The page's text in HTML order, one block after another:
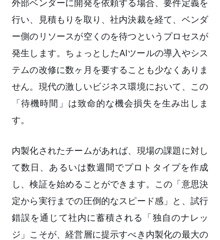
外部ベンダーに開発を依頼する場合、要件定義を
行い、見積もりを取り、社内決裁を経て、ベンダ
ー側のリソースが空くのを待つというプロセスが
発生します。ちょっとしたAIツールの導入やシス
テムの改修に数ヶ月を要することも少なくありま
せん。現代の激しいビジネス環境において、この
「待機時間」は致命的な機会損失を生み出しま
す。
内製化されたチームがあれば、現場の課題に対し
て数日、あるいは数週間でプロトタイプを作成
し、検証を始めることができます。この「意思決
定から実行までの圧倒的なスピード感」と、試行
錯誤を通じて社内に蓄積される「独自のナレッ
ジ」こそが、経営層に提示すべき内製化の最大の